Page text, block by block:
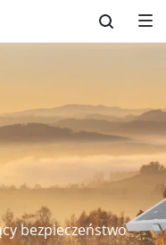
bezpieczeństwo